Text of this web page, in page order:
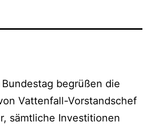
begrüßen die
Vattenfall-Vorstandschef
sämtliche Investitionen